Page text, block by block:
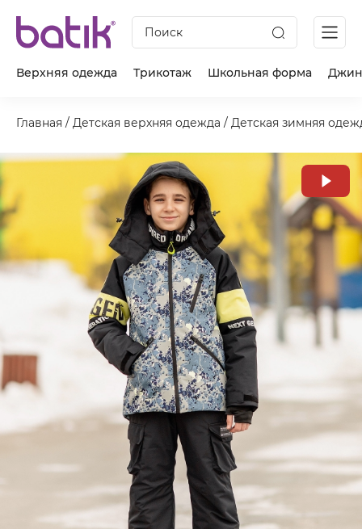
Поиск
Верхняя одежда Трикотаж Школьная форма
Главная / Детская верхняя одежда / Детская зимняя